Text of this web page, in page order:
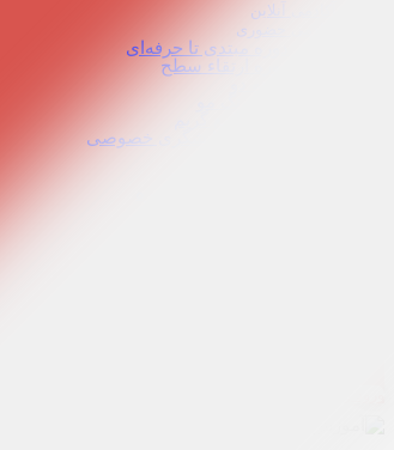
آکادمی آنلاین
آکادمی حضوری
دوره مبتدی تا حرفه‌ای
دوره‌ ارتقاء سطح
آموزش آرایشگری خصوصی